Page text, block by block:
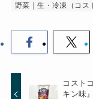
野菜｜生・冷凍（コス
コスト
キン味